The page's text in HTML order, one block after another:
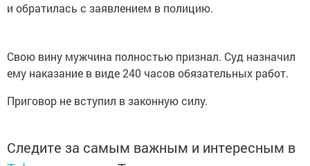
и обратилась с заявлением в полицию.
Свою вину мужчина полностью признал. Суд назначил
ему наказание в виде 240 часов обязательных работ.
Приговор не вступил в законную силу.
Следите за самым важным и интересным в